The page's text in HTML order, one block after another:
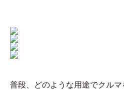
普段、どのような用途でクルマ